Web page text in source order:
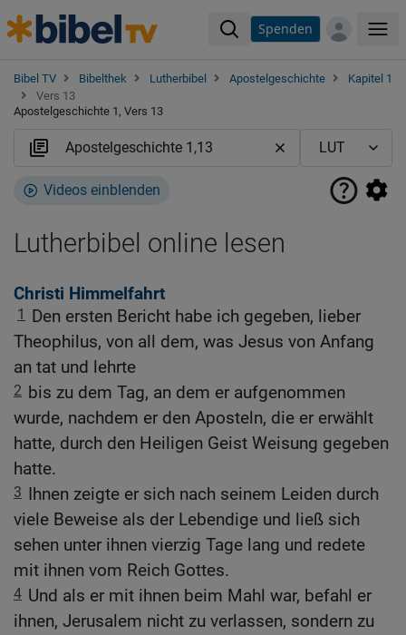
Spenden
Bibel TV Bibelthek Lutherbibel Apostelgeschichte
Kapitel 1
Vers 13
Apostelgeschichte 1, Vers 13
Videos einblenden
Lutherbibel online lesen
Christi Himmelfahrt
1
Den ersten Bericht habe ich gegeben, lieber
Theophilus, von all dem, was Jesus von Anfang
an tat und lehrte
2 bis zu dem Tag, an dem er aufgenommen
wurde, nachdem er den Aposteln, die er erwählt
hatte, durch den Heiligen Geist Weisung gegeben
hatte.
3 Ihnen zeigte er sich nach seinem Leiden durch
viele Beweise als der Lebendige und ließ sich
sehen unter ihnen vierzig Tage lang und redete
mit ihnen vom Reich Gottes.
4 Und als er mit ihnen beim Mahl war, befahl er
ihnen, Jerusalem nicht zu verlassen, sondern zu